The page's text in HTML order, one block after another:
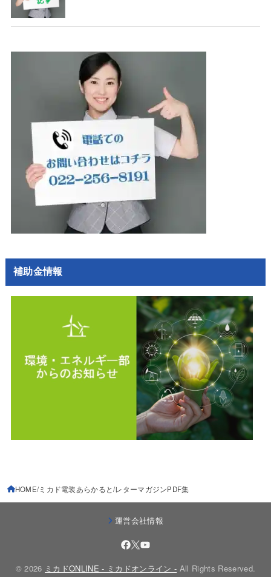
補助金情報
HOME ミカド電装あらかると レターマガジンPDF集
運営会社情報
© 2026 ミカドONLINE - ミカドオンライン - All Rights Reserved.